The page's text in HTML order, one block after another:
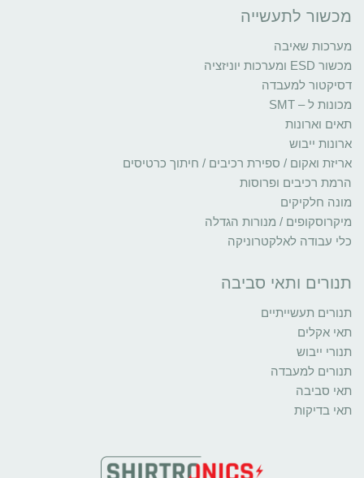
מכשור לתעשייה
מערכות שאיבה
מכשור ESD ומערכות יוניזציה
דסיקטור למעבדה
מכונות ל – SMT
תאים וארונות
ארונות ייבוש
אריזת ואקום / ספירת רכיבים / חיתוך כרטיסים
הרמת רכיבים ופרוסות
מונה חלקיקים
מיקרוסקופים / מנורות הגדלה
כלי עבודה לאלקטרוניקה
תנורים ותאי סביבה
תנורים תעשייתיים
תאי אקלים
תנורי ייבוש
תנורים למעבדה
תאי סביבה
תאי בדיקות